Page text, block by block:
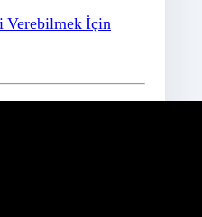
Verebilmek İçin